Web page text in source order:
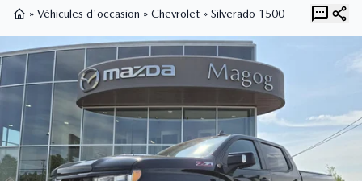
» Véhicules d'occasion » Chevrolet » Silverado 1500